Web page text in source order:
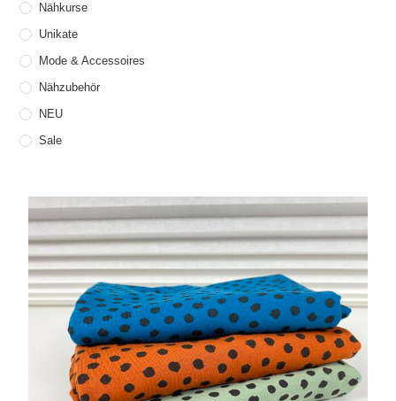
Nähkurse
Unikate
Mode & Accessoires
Nähzubehör
NEU
Sale